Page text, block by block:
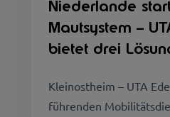
Niederlande
Mautsystem –
bietet drei
Kleinostheim – UTA
führenden